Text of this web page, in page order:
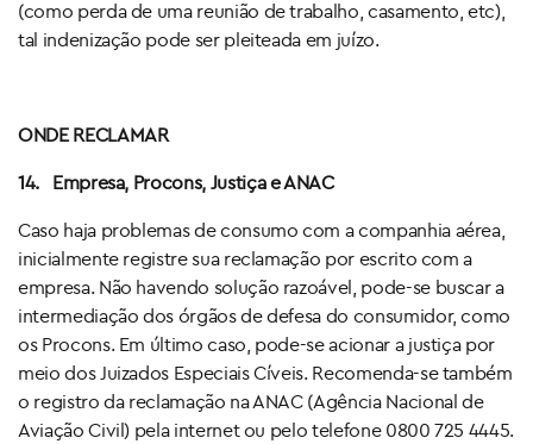
(como perda de uma reunião de trabalho, casamento, etc),
tal indenização pode ser pleiteada em juízo.
ONDE RECLAMAR
14. Empresa, Procons, Justiça e ANAC
Caso haja problemas de consumo com a companhia aérea,
inicialmente registre sua reclamação por escrito com a
empresa. Não havendo solução razoável, pode-se buscar a
intermediação dos órgãos de defesa do consumidor, como
os Procons. Em último caso, pode-se acionar a justiça por
meio dos Juizados Especiais Cíveis. Recomenda-se também
o registro da reclamação na ANAC (Agência Nacional de
Aviação Civil) pela internet ou pelo telefone 0800 725 4445.